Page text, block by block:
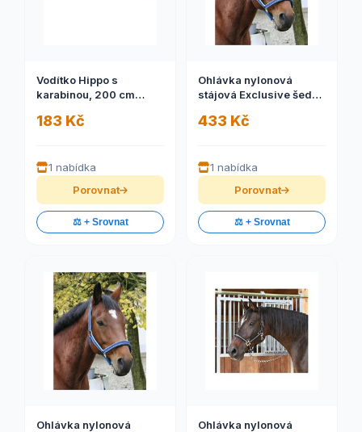
Vodítko Hippo s
karabinou, 200 cm
námořnická/sv. modrá
183 Kč
1 nabídka
Porovnat
⚖️ + Srovnat
Ohlávka nylonová
stájová Exclusive šedá,
433 Kč
1 nabídka
Porovnat
⚖️ + Srovnat
Ohlávka nylonová
Ohlávka nylonová